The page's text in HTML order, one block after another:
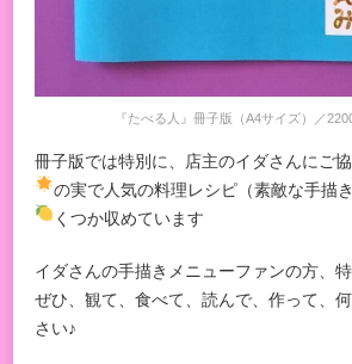
『たべる人』冊子版（A4サイズ）／
冊子版では特別に、店主のイダさんにご
の実で人気の料理レシピ（素敵な手描
くつか収めています
イダさんの手描きメニューファンの方、
ぜひ、観て、食べて、読んで、作って、
さい♪